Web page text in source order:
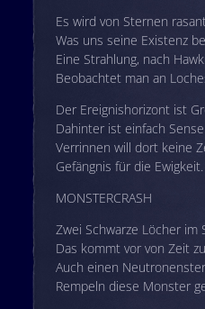
Es wird von Sternen
Was uns seine Existenz
Eine Strahlung, nach
Beobachtet man an
Der Ereignishorizont ist
Dahinter ist einfach
Verrinnen will dort keine
Gefängnis für die Ewigkeit.
MONSTERCRASH
Zwei Schwarze Löcher im
Das kommt vor von Zeit
Auch einen
Rempeln diese Monster